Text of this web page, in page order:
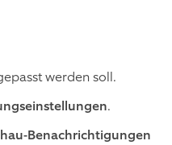
werden soll.
.
Benachrichtigungen